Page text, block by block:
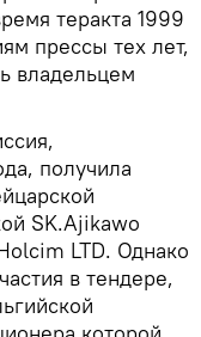
теракта 1999
прессы тех лет,
владельцем
получила
SK.Ajikawo
LTD. Однако
в тендере,